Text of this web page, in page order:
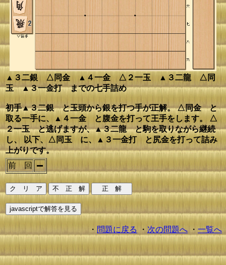
▲３二銀 △同金 ▲４一金 △２一玉 ▲３二龍 △同
玉 ▲３一金打 までの七手詰め
初手▲３二銀 と玉頭から銀を打つ手が正解。 △同金 と
取る一手に、▲４一金 と腹金を打って王手をします。 △
２一玉 と逃げますが、▲３二龍 と駒を取りながら継続
し、 以下、△同玉 に、▲３一金打 と尻金を打って詰み
上がりです。
前 回
・ 問題に戻る・ 次の問題へ ・ 一覧へ